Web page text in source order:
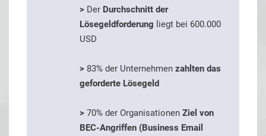
> Der Durchschnitt der
Lösegeldforderung liegt bei 600.000
USD
> 83% der Unternehmen zahlten das
geforderte Lösegeld
> 70% der Organisationen Ziel von
BEC-Angriffen (Business Email